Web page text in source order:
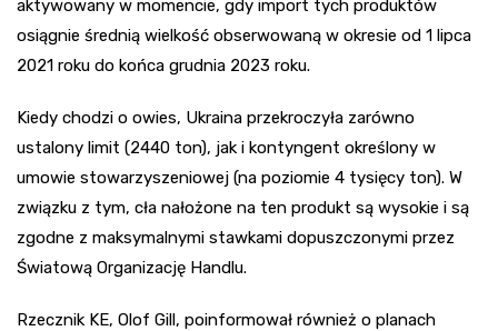
aktywowany w momencie, gdy import tych produktów
osiągnie średnią wielkość obserwowaną w okresie od 1 lipca
2021 roku do końca grudnia 2023 roku.
Kiedy chodzi o owies, Ukraina przekroczyła zarówno
ustalony limit (2440 ton), jak i kontyngent określony w
umowie stowarzyszeniowej (na poziomie 4 tysięcy ton). W
związku z tym, cła nałożone na ten produkt są wysokie i są
zgodne z maksymalnymi stawkami dopuszczonymi przez
Światową Organizację Handlu.
Rzecznik KE, Olof Gill, poinformował również o planach